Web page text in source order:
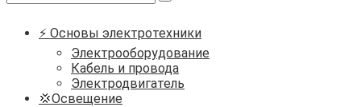
⚡ Основы электротехники
Электрооборудование
Кабель и провода
Электродвигатель
💢Освещение